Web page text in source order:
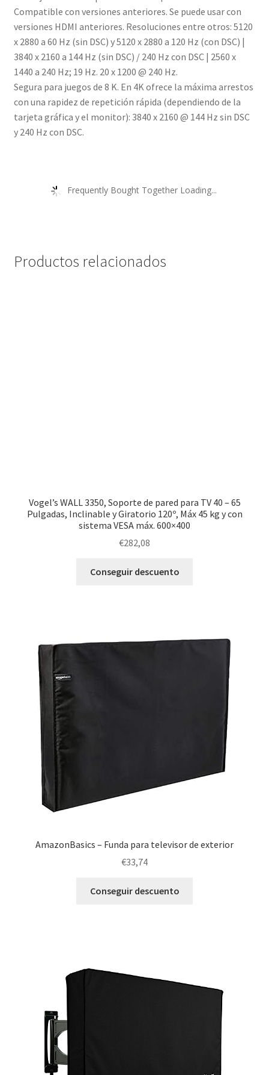
Compatible con versiones anteriores. Se puede usar con
versiones HDMI anteriores. Resoluciones entre otros: 5120
x 2880 a 60 Hz (sin DSC) y 5120 x 2880 a 120 Hz (con DSC) |
3840 x 2160 a 144 Hz (sin DSC) / 240 Hz con DSC | 2560 x
1440 a 240 Hz; 19 Hz. 20 x 1200 @ 240 Hz.
Segura para juegos de 8 K. En 4K ofrece la máxima arrestos
con una rapidez de repetición rápida (dependiendo de la
tarjeta gráfica y el monitor): 3840 x 2160 @ 144 Hz sin DSC
y 240 Hz con DSC.
Frequently Bought Together Loading...
Productos relacionados
Vogel’s WALL 3350, Soporte de pared para TV 40 – 65
Pulgadas, Inclinable y Giratorio 120º, Máx 45 kg y con
sistema VESA máx. 600×400
€282,08
Conseguir descuento
AmazonBasics – Funda para televisor de exterior
€33,74
Conseguir descuento